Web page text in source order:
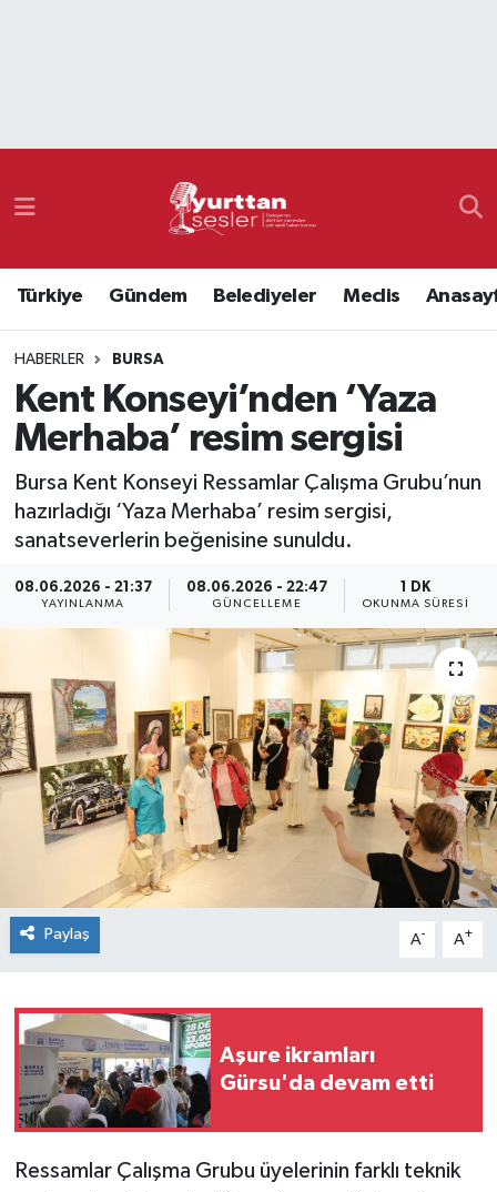
Türkiye Gündem Belediyeler Meclis
HABERLER BURSA
Kent Konseyi’nden ‘Yaza
Merhaba’ resim sergisi
Bursa Kent Konseyi Ressamlar Çalışma Grubu’nun
hazırladığı ‘Yaza Merhaba’ resim sergisi,
sanatseverlerin beğenisine sunuldu.
08.06.2026 - 21:37
YAYINLANMA
08.06.2026 - 22:47
GÜNCELLEME
1 DK
OKUNMA SÜRESI
Paylaş A- A+
Aşure ikramları
Gürsu'da devam etti
Ressamlar Çalışma Grubu üyelerinin farklı teknik
Namaz Vakitleri
Süper Lig Puan Durumu ve Fikstür
Tüm Manşetler
Son Dakika Haberleri
Haber Arşivi